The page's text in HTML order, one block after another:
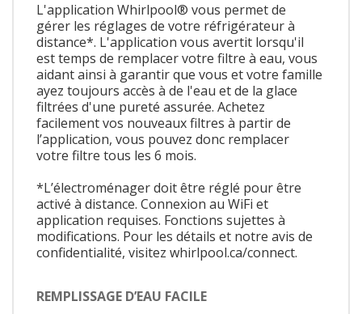
L'application Whirlpool® vous permet de
gérer les réglages de votre réfrigérateur à
distance*. L'application vous avertit lorsqu'il
est temps de remplacer votre filtre à eau, vous
aidant ainsi à garantir que vous et votre famille
ayez toujours accès à de l'eau et de la glace
filtrées d'une pureté assurée. Achetez
facilement vos nouveaux filtres à partir de
l’application, vous pouvez donc remplacer
votre filtre tous les 6 mois.
*L’électroménager doit être réglé pour être
activé à distance. Connexion au WiFi et
application requises. Fonctions sujettes à
modifications. Pour les détails et notre avis de
confidentialité, visitez whirlpool.ca/connect.
REMPLISSAGE D’EAU FACILE